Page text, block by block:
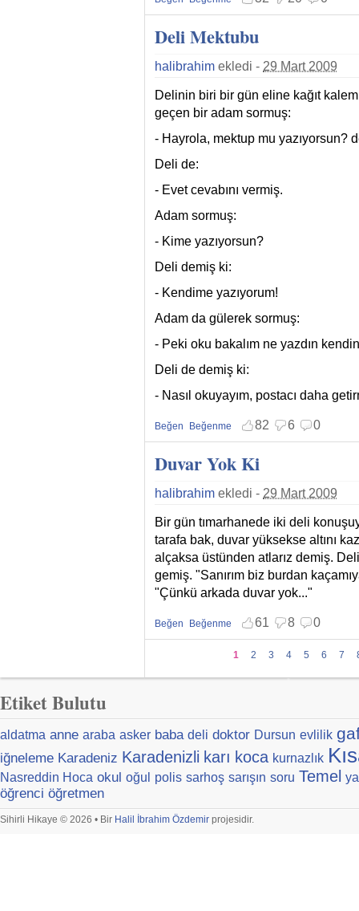
Beğenmekten vazgeç
Beğenmemekten vazgeç
Deli Mektubu
halibrahim ekledi - 29 Mart 2009
Delinin biri bir gün eline kağıt
geçen bir adam sormuş:
- Hayrola, mektup mu yazıyorsun?
Deli de:
- Evet cevabını vermiş.
Adam sormuş:
- Kime yazıyorsun?
Deli demiş ki:
- Kendime yazıyorum!
Adam da gülerek sormuş:
- Peki oku bakalım ne yazdın
Deli de demiş ki:
- Nasıl okuyayım, postacı daha
Beğen
Beğenmekten vazgeç
Beğenme
Beğenmemekten vazgeç
82 6 0
Duvar Yok Ki
halibrahim ekledi - 29 Mart 2009
Bir gün tımarhanede iki deli
tarafa bak, duvar yüksekse altını
alçaksa üstünden atlarız demiş.
gemiş. "Sanırım biz burdan
"Çünkü arkada duvar yok..."
Beğen
Beğenmekten vazgeç
Beğenme
Beğenmemekten vazgeç
61 8 0
1 2 3 4 5 6 7
Etiket Bulutu
aldatma anne araba asker baba deli doktor Dursun evlilik
iğneleme Karadeniz Karadenizli karı koca kurnazlık
Nasreddin Hoca okul oğul polis sarhoş sarışın soru Temel
öğrenci öğretmen
Sihirli Hikaye © 2026 • Bir Halil İbrahim Özdemir projesidir.